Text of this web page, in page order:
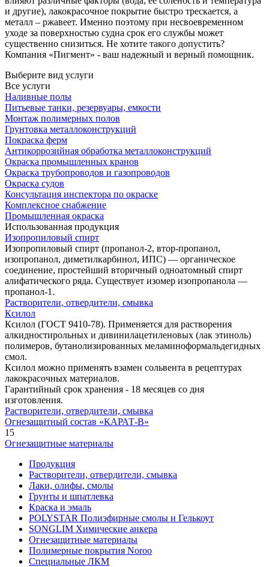
и другие), лакокрасочное покрытие быстро трескается, а
металл – ржавеет. Именно поэтому при несвоевременном
уходе за поверхностью судна срок его службы может
существенно снизиться. Не хотите такого допустить?
Компания «Пигмент» - ваш надежный и верный помощник.
Выберите вид услуги
Все услуги
Наливные полы
Питьевые танки, резервуары, емкости
Монтаж полимерных полов
Грунтовка металлоконструкций
Покраска ферм
Антикоррозийная обработка металлоконструкций
Окраска промышленных кранов
Окраска трубопроводов и газопроводов
Окраска судов
Консультация инспектора по окраске
Комплексное снабжение
Промышленная окраска
Использованная продукция
Изопропиловый спирт
Изопропиловый спирт (пропанол-2, втор-пропанол,
изопропанол, диметилкарбинол, ИПС) — органическое
соединение, простейший вторичный одноатомный спирт
алифатического ряда. Существует изомер изопропанола —
пропанол-1.
Растворители, отвердители, смывка
Ксилол
Ксилол (ГОСТ 9410-78). Применяется для растворения
алкидностирольных и дивинилацетиленовых (лак этиноль)
полимеров, бутанолизированных меламиноформальдегидных
смол.
Ксилол можно применять взамен сольвента в рецептурах
лакокрасочных материалов.
Гарантийный срок хранения - 18 месяцев со дня
изготовления.
Растворители, отвердители, смывка
Огнезащитный состав «КАРАТ-В»
15
Огнезащитные материалы
Продукция
Растворители, отвердители, смывка
Лаки, олифы, смолы
Грунты и шпатлевка
Краска и эмаль
POLYSTAR Полиэфирные смолы и Гелькоут
SONGLIM Химические анкера
Огнезащитные материалы
Полимерные покрытия Noroo
Специальные ЛКМ